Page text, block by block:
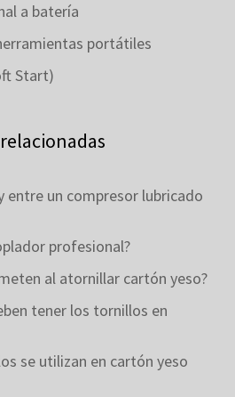
a batería
portátiles
Start)
entre un compresor lubricado
profesional?
al atornillar cartón yeso?
tener los tornillos en
se utilizan en cartón yeso